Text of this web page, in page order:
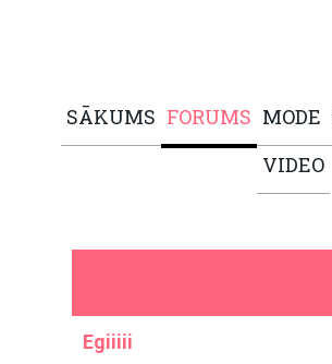
SĀKUMS FORUMS MODE
VIDEO
Egiiiii